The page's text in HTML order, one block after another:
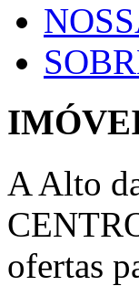
A Alto
ofertas